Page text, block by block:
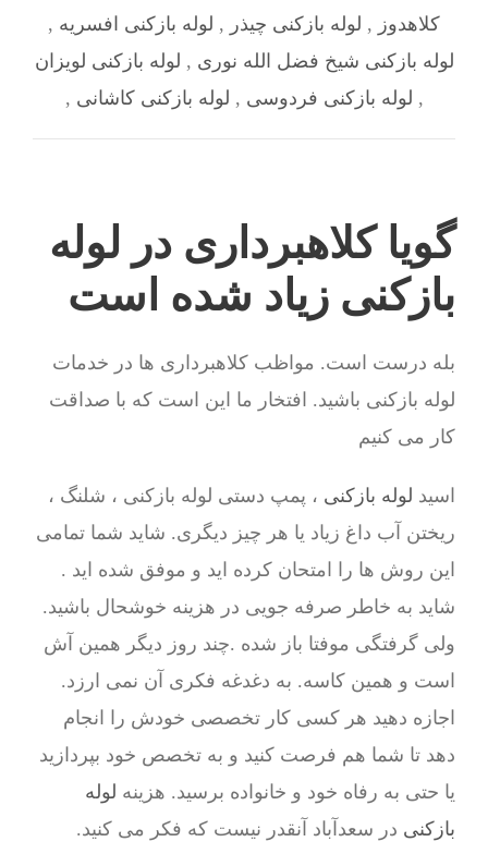
کلاهدوز , لوله بازکنی چیذر , لوله بازکنی افسریه ,
لوله بازکنی شیخ فضل الله نوری , لوله بازکنی لویزان
, لوله بازکنی فردوسی , لوله بازکنی کاشانی ,
گویا کلاهبرداری در لوله
بازکنی زیاد شده است
بله درست است. مواظب کلاهبرداری ها در خدمات
لوله بازکنی باشید. افتخار ما این است که با صداقت
کار می کنیم
اسید لوله بازکنی ، پمپ دستی لوله بازکنی ، شلنگ ،
ریختن آب داغ زیاد یا هر چیز دیگری. شاید شما تمامی
این روش ها را امتحان کرده اید و موفق شده اید .
شاید به خاطر صرفه جویی در هزینه خوشحال باشید.
ولی گرفتگی موفتا باز شده .چند روز دیگر همین آش
است و همین کاسه. به دغدغه فکری آن نمی ارزد.
اجازه دهید هر کسی کار تخصصی خودش را انجام
دهد تا شما هم فرصت کنید و به تخصص خود بپردازید
یا حتی به رفاه خود و خانواده برسید. هزینه لوله
بازکنی در سعدآباد آنقدر نیست که فکر می کنید.